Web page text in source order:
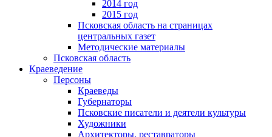
2014 год
2015 год
Псковская область на страницах
центральных газет
Методические материалы
Псковская область
Краеведение
Персоны
Краеведы
Губернаторы
Псковские писатели и деятели культуры
Художники
Архитекторы, реставраторы